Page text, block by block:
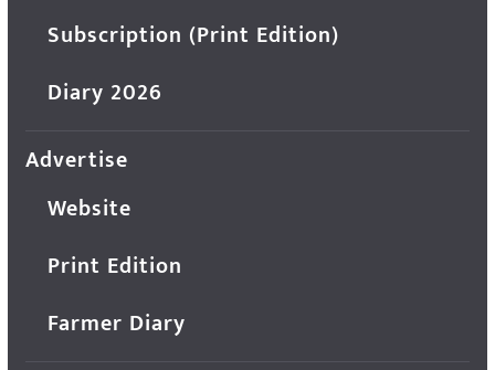
Subscription (Print Edition)
Diary 2026
Advertise
Website
Print Edition
Farmer Diary